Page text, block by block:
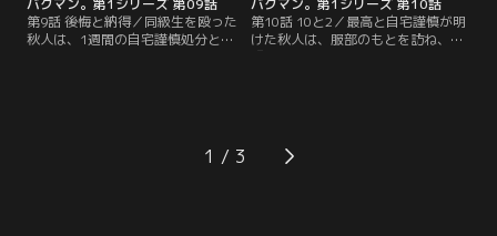
バクマン。第1シリーズ 第09話
第9話 後悔と納得／同級生を殴った
秋人は、1週間の自宅謹慎処分とな
な最高が謹慎中の秋人の家を訪ねる
と、なぜか見吉と岩瀬にはち合わせ
バクマン。第1シリーズ 第10話
第10話 10と2／最高と自宅謹慎が明
けた秋人は、服部のもとを訪ね、
「全然面白くない」と告げられてし
まう！2人の魅力は「邪道」である
1